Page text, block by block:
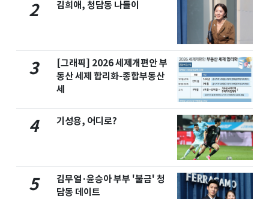
2 김희애, 청담동 나들이
3
[그래픽] 2026 세제개편안 부
동산 세제 합리화-종합부동산
세
4 기성용, 어디로?
5
김무열·윤승아 부부 '불금' 청
담동 데이트